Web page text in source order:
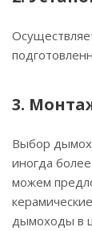
3.
Выбор
иногда
можем
дымоходы в